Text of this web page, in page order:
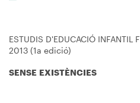
ESTUDIS D'EDUCACIÓ INFANTIL
2013 (1a edició)
SENSE EXISTÈNCIES